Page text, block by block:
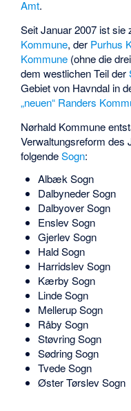
Amt.
Seit Januar 2007 ist
Kommune, der Purhus
Kommune (ohne die
dem westlichen Teil der
Gebiet von Havndal in
„neuen“ Randers
Nørhald Kommune
Verwaltungsreform des
folgendeSogn:
Albæk Sogn
Dalbyneder Sogn
Dalbyover Sogn
Enslev Sogn
Gjerlev Sogn
Hald Sogn
Harridslev Sogn
Kærby Sogn
Linde Sogn
Mellerup Sogn
Råby Sogn
Støvring Sogn
Sødring Sogn
Tvede Sogn
Øster Tørslev Sogn